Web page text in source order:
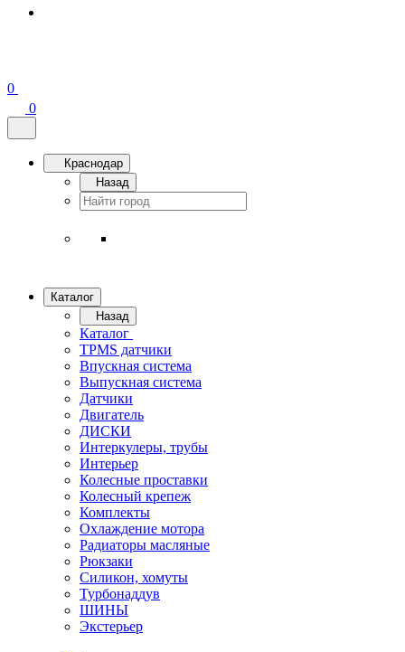
0
0
Краснодар
Назад
Каталог
Назад
Каталог
TPMS датчики
Впускная система
Выпускная система
Датчики
Двигатель
ДИСКИ
Интеркулеры, трубы
Интерьер
Колесные проставки
Колесный крепеж
Комплекты
Охлаждение мотора
Радиаторы масляные
Рюкзаки
Силикон, хомуты
Турбонаддув
ШИНЫ
Экстерьер